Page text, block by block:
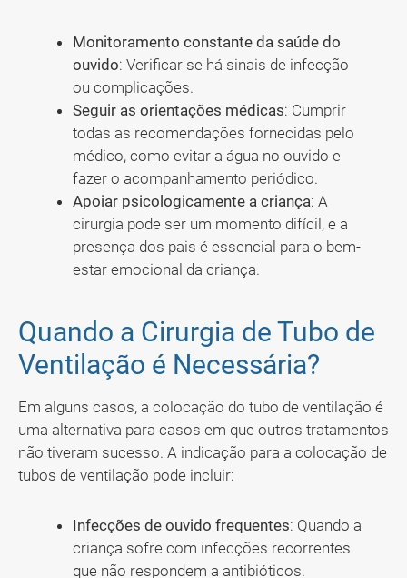
Monitoramento constante da saúde do
ouvido: Verificar se há sinais de infecção
ou complicações.
Seguir as orientações médicas: Cumprir
todas as recomendações fornecidas pelo
médico, como evitar a água no ouvido e
fazer o acompanhamento periódico.
Apoiar psicologicamente a criança: A
cirurgia pode ser um momento difícil, e a
presença dos pais é essencial para o bem-
estar emocional da criança.
Quando a Cirurgia de Tubo de
Ventilação é Necessária?
Em alguns casos, a colocação do tubo de ventilação é
uma alternativa para casos em que outros tratamentos
não tiveram sucesso. A indicação para a colocação de
tubos de ventilação pode incluir:
Infecções de ouvido frequentes: Quando a
criança sofre com infecções recorrentes
que não respondem a antibióticos.